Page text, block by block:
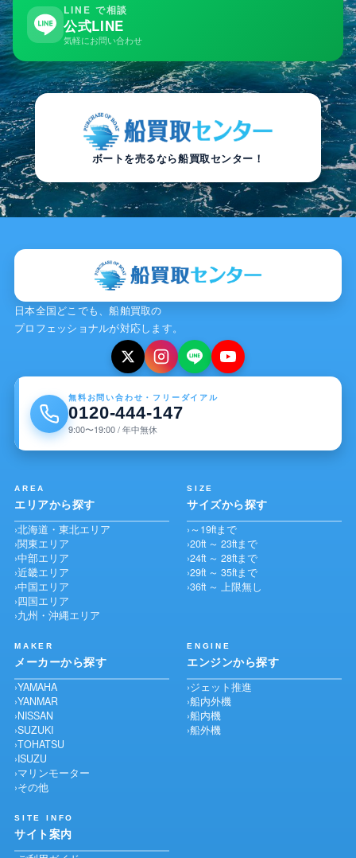
LINE で相談
公式LINE
気軽にお問い合わせ
ボートを売るなら船買取センター！
日本全国どこでも、船舶買取の
プロフェッショナルが対応します。
無料お問い合わせ・フリーダイアル
0120-444-147
9:00〜19:00 / 年中無休
AREA
エリアから探す
北海道・東北エリア
関東エリア
中部エリア
近畿エリア
中国エリア
四国エリア
九州・沖縄エリア
SIZE
サイズから探す
～19ftまで
20ft ～ 23ftまで
24ft ～ 28ftまで
29ft ～ 35ftまで
36ft ～ 上限無し
MAKER
メーカーから探す
YAMAHA
YANMAR
NISSAN
SUZUKI
TOHATSU
ISUZU
マリンモーター
その他
ENGINE
エンジンから探す
ジェット推進
船内外機
船内機
船外機
SITE INFO
サイト案内